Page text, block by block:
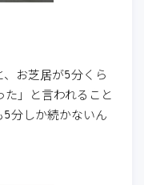
、お芝居が5分くら
た」と言われること
5分しか続かないん